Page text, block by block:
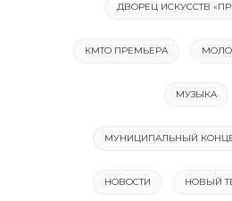
ДВОРЕЦ ИСКУССТВ
КМТО ПРЕМЬЕРА
МУЗЫКА
МУНИЦИПАЛЬНЫЙ
НОВОСТИ НОВЫЙ